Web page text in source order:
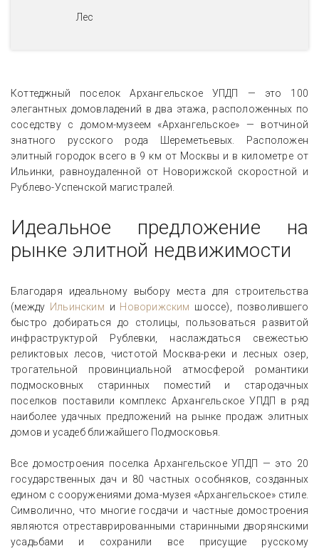
Лес
Коттеджный поселок Архангельское УПДП — это 100
элегантных домовладений в два этажа, расположенных по
соседству с домом-музеем «Архангельское» — вотчиной
знатного русского рода Шереметьевых. Расположен
элитный городок всего в 9 км от Москвы и в километре от
Ильинки, равноудаленной от Новорижской скоростной и
Рублево-Успенской магистралей.
Идеальное предложение на
рынке элитной недвижимости
Благодаря идеальному выбору места для строительства
(между Ильинским и Новорижским шоссе), позволившего
быстро добираться до столицы, пользоваться развитой
инфраструктурой Рублевки, наслаждаться свежестью
реликтовых лесов, чистотой Москва-реки и лесных озер,
трогательной провинциальной атмосферой романтики
подмосковных старинных поместий и стародачных
поселков поставили комплекс Архангельское УПДП в ряд
наиболее удачных предложений на рынке продаж элитных
домов и усадеб ближайшего Подмосковья.
Все домостроения поселка Архангельское УПДП — это 20
государственных дач и 80 частных особняков, созданных
едином с сооружениями дома-музея «Архангельское» стиле.
Символично, что многие госдачи и частные домостроения
являются отреставрированными старинными дворянскими
усадьбами и сохранили все присущие русскому